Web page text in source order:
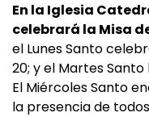
En la Iglesia
celebrará la Misa
el Lunes Santo
20; y el Martes Santo
El Miércoles Santo
la presencia de